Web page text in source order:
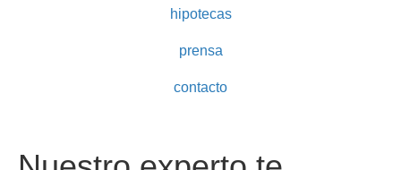
hipotecas
prensa
contacto